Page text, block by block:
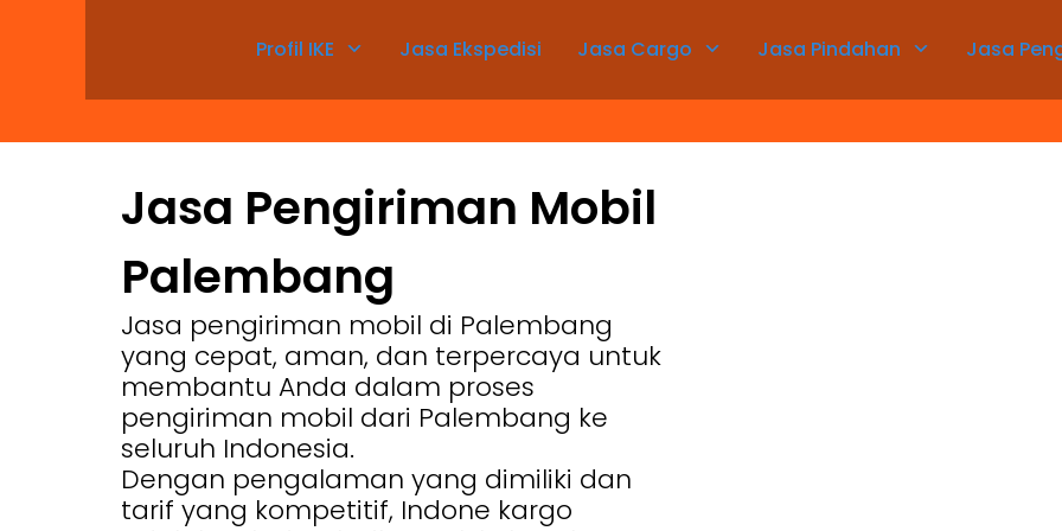
Profil IKE Jasa Ekspedisi Jasa Cargo Jasa Pindahan Jasa
Jasa Pengiriman Mobil
Palembang
Jasa pengiriman mobil di Palembang
yang cepat, aman, dan terpercaya untuk
membantu Anda dalam proses
pengiriman mobil dari Palembang ke
seluruh Indonesia.
Dengan pengalaman yang dimiliki dan
tarif yang kompetitif, Indone kargo